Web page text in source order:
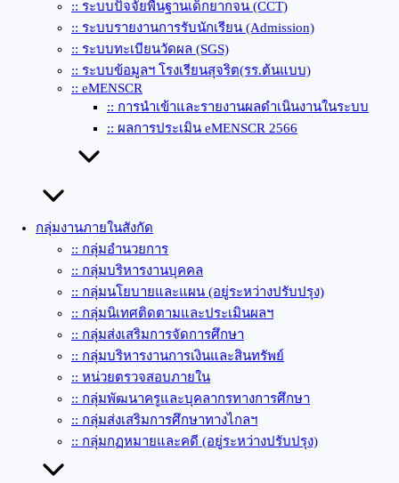
:: ระบบปัจจัยพื้นฐานเด็กยากจน (CCT)
:: ระบบรายงานการรับนักเรียน (Admission)
:: ระบบทะเบียนวัดผล (SGS)
:: ระบบข้อมูลฯ โรงเรียนสุจริต(รร.ต้นแบบ)
:: eMENSCR
:: การนำเข้าและรายงานผลดำเนินงานในระบบ
:: ผลการประเมิน eMENSCR 2566
กลุ่มงานภายในสังกัด
:: กลุ่มอำนวยการ
:: กลุ่มบริหารงานบุคคล
:: กลุ่มนโยบายและแผน (อยู่ระหว่างปรับปรุง)
:: กลุ่มนิเทศติดตามและประเมินผลฯ
:: กลุ่มส่งเสริมการจัดการศึกษา
:: กลุ่มบริหารงานการเงินและสินทรัพย์
:: หน่วยตรวจสอบภายใน
:: กลุ่มพัฒนาครูและบุคลากรทางการศึกษา
:: กลุ่มส่งเสริมการศึกษาทางไกลฯ
:: กลุ่มกฏหมายและคดี (อยู่ระหว่างปรับปรุง)